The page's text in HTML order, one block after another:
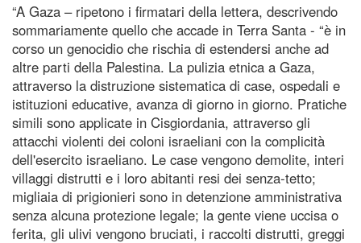
“A Gaza – ripetono i firmatari della lettera, descrivendo
sommariamente quello che accade in Terra Santa - “è in
corso un genocidio che rischia di estendersi anche ad
altre parti della Palestina. La pulizia etnica a Gaza,
attraverso la distruzione sistematica di case, ospedali e
istituzioni educative, avanza di giorno in giorno. Pratiche
simili sono applicate in Cisgiordania, attraverso gli
attacchi violenti dei coloni israeliani con la complicità
dell'esercito israeliano. Le case vengono demolite, interi
villaggi distrutti e i loro abitanti resi dei senza-tetto;
migliaia di prigionieri sono in detenzione amministrativa
senza alcuna protezione legale; la gente viene uccisa o
ferita, gli ulivi vengono bruciati, i raccolti distrutti, greggi